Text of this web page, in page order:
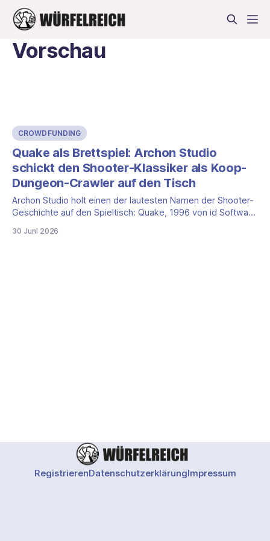
Vorschau
CROWDFUNDING
Quake als Brettspiel: Archon Studio
schickt den Shooter-Klassiker als Koop-
Dungeon-Crawler auf den Tisch
Archon Studio holt einen der lautesten Namen der Shooter-
Geschichte auf den Spieltisch: Quake, 1996 von id Software
Dungeon-Crawler für ein bis vier Personen, mit optionalem
30 Juni 2026
RegistrierenDatenschutzerklärungImpressum